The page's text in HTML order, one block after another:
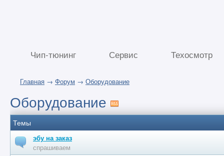
Чип-тюнинг Сервис Техосмотр
Главная → Форум → Оборудование
Оборудование
Темы
эбу на заказ
спрашиваем